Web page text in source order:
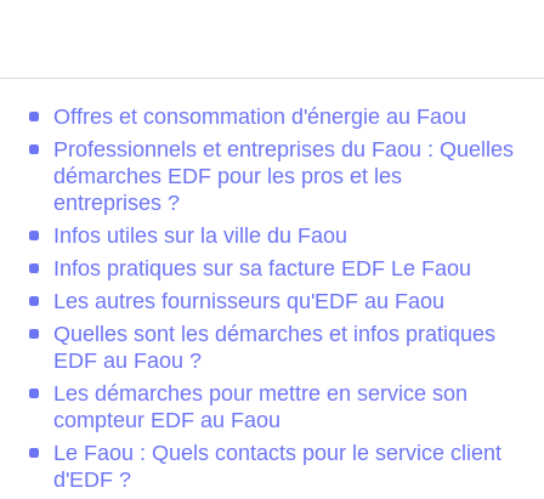
Offres et consommation d'énergie au Faou
Professionnels et entreprises du Faou : Quelles
démarches EDF pour les pros et les
entreprises ?
Infos utiles sur la ville du Faou
Infos pratiques sur sa facture EDF Le Faou
Les autres fournisseurs qu'EDF au Faou
Quelles sont les démarches et infos pratiques
EDF au Faou ?
Les démarches pour mettre en service son
compteur EDF au Faou
Le Faou : Quels contacts pour le service client
d'EDF ?